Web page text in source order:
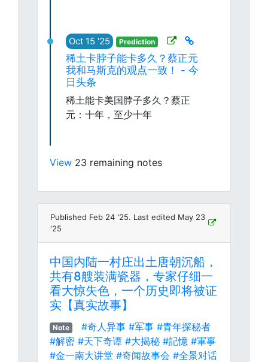
Oct 15 '25 Prediction
稀土卡脖子能卡多久？蔡正元
我和马斯克的观点一致！ - 今
日头条
稀土能卡美国脖子多久？蔡正
元：十年，至少十年
View 23 remaining notes
Published Feb 24 '25. Last edited May 23
'25
中国内陆一村庄出土唐朝沉船，
共有8艘装满瓷器，专家仔细一
看大惊失色，一个历史即将被证
实【真实故事】
Note #奇人异事 #军事 #青年探秘者
#解密 #天下奇谭 #大揭秘 #記憶 #軍事
#金一南大讲堂 #奇闻故事会 #全景对话